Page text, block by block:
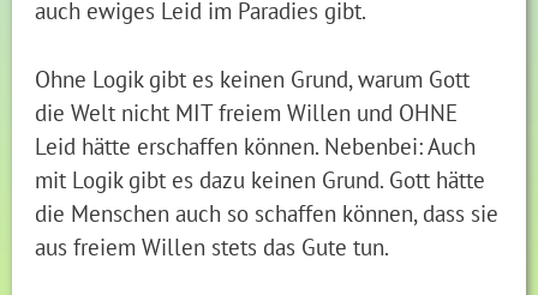
auch ewiges Leid im Paradies gibt.
Ohne Logik gibt es keinen Grund, warum Gott
die Welt nicht MIT freiem Willen und OHNE
Leid hätte erschaffen können. Nebenbei: Auch
mit Logik gibt es dazu keinen Grund. Gott hätte
die Menschen auch so schaffen können, dass sie
aus freiem Willen stets das Gute tun.